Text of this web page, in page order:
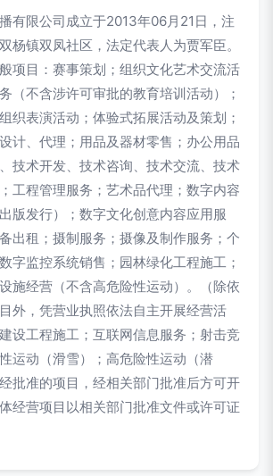
有限公司成立于2013年06月21日，注
杨镇双凤社区，法定代表人为贾军臣。
项目：赛事策划；组织文化艺术交流活
（不含涉许可审批的教育培训活动）；
织表演活动；体验式拓展活动及策划；
计、代理；用品及器材零售；办公用品
技术开发、技术咨询、技术交流、技术
工程管理服务；艺术品代理；数字内容
版发行）；数字文化创意内容应用服
出租；摄制服务；摄像及制作服务；个
字监控系统销售；园林绿化工程施工；
施经营（不含高危险性运动）。（除依
外，凭营业执照依法自主开展经营活
设工程施工；互联网信息服务；射击竞
运动（滑雪）；高危险性运动（潜
批准的项目，经相关部门批准后方可开
经营项目以相关部门批准文件或许可证